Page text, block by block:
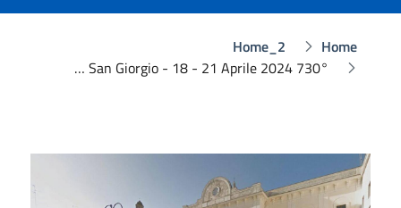
Home
Home_2
730° Fiera San Giorgio - 18 - 21 Aprile 2024